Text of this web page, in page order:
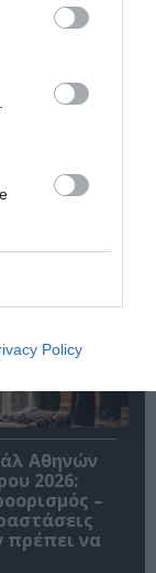
Policy
της Εικόνας:
έκθεση στο
& Μ.
Αθηνών
2026:
–
πρέπει να